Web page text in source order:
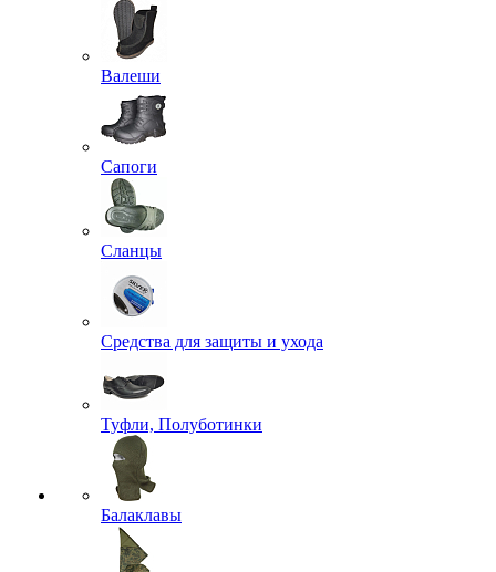
Валеши
Сапоги
Сланцы
Средства для защиты и ухода
Туфли, Полуботинки
Балаклавы